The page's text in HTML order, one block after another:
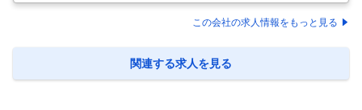
全・健康・労使対応を含む安全衛生領域を横断的に担当～ ■業務概要 本
ポジションは管理部門の安全健康推進部長にレポートし、栃木サイトに
体の従業員が健康的で安全な職場環境で働き続けるために、労働安全衛
生マネジメントシステムを構築し、適切に運用する。また、
この会社の求人情報をもっと見る
関連する求人を見る